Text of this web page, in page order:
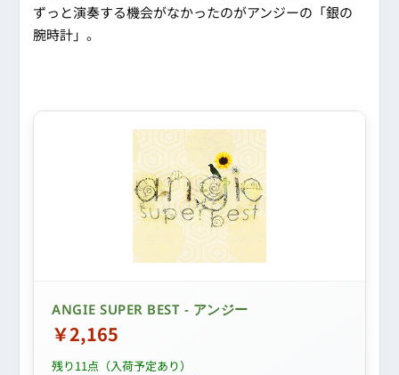
ずっと演奏する機会がなかったのがアンジーの「銀の
腕時計」。
ANGIE SUPER BEST - アンジー
￥2,165
残り11点（入荷予定あり）